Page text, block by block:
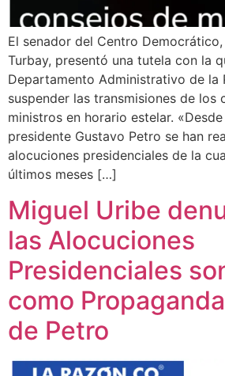
El senador del Centro
Turbay, presentó una tutela con la
Departamento Administrativo de la
suspender las transmisiones de los
ministros en horario estelar.
presidente Gustavo Petro se han
alocuciones presidenciales de la
últimos meses […]
Miguel Uribe
las Alocuciones
Presidenciales
como
de Petro